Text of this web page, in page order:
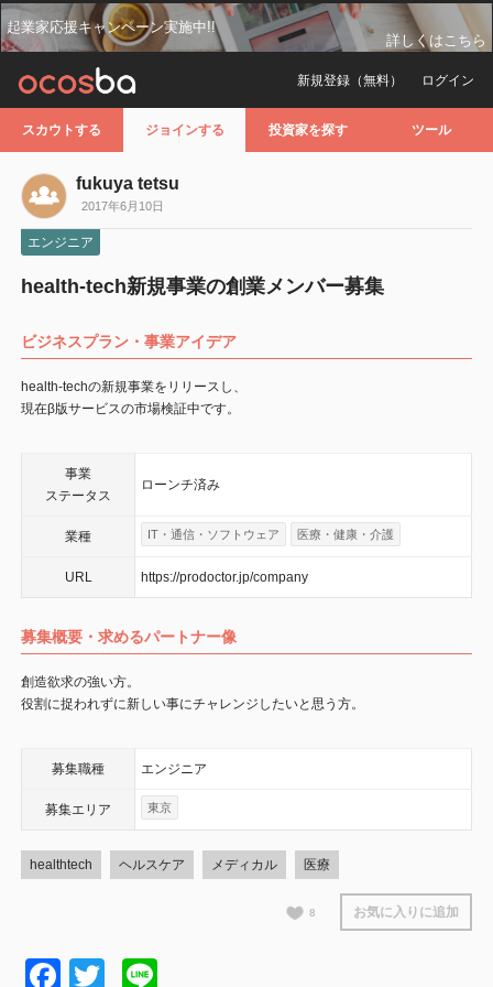
起業家応援キャンペーン実施中!!
詳しくはこちら
ログイン
新規登録（無料）
スカウトする ジョインする 投資家を探す ツール
fukuya tetsu
2017年6月10日
エンジニア
health-tech新規事業の創業メンバー募集
ビジネスプラン・事業アイデア
health-techの新規事業をリリースし、
現在β版サービスの市場検証中です。
事業
ステータス
ローンチ済み
業種 IT・通信・ソフトウェア 医療・健康・介護
URL https://prodoctor.jp/company
募集概要・求めるパートナー像
創造欲求の強い方。
役割に捉われずに新しい事にチャレンジしたいと思う方。
募集職種 エンジニア
募集エリア 東京
healthtech ヘルスケア メディカル 医療
8 お気に入りに追加
Facebook
Twitter